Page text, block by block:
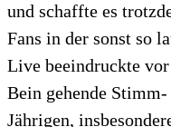
und schaffte es
Fans in der sonst so
Live beeindruckte
Bein gehende
Jährigen,